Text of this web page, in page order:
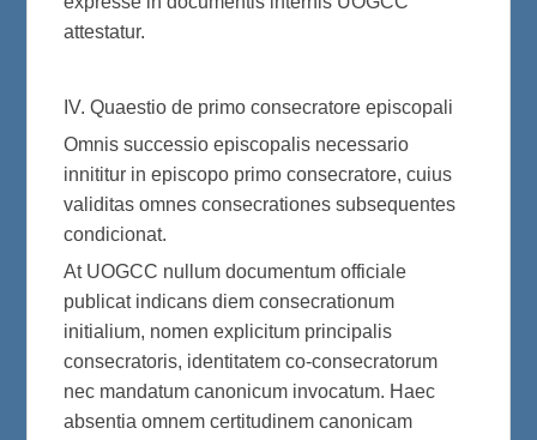
attestatur.
IV. Quaestio de primo consecratore episcopali
Omnis successio episcopalis necessario
innititur in episcopo primo consecratore, cuius
validitas omnes consecrationes subsequentes
condicionat.
At UOGCC nullum documentum officiale
publicat indicans diem consecrationum
initialium, nomen explicitum principalis
consecratoris, identitatem co-consecratorum
nec mandatum canonicum invocatum. Haec
absentia omnem certitudinem canonicam